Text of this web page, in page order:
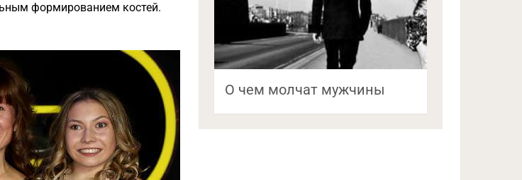
формированием костей.
О чем молчат мужчины